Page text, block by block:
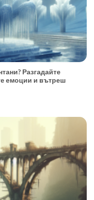
Разгадайте
емоции и вътреш